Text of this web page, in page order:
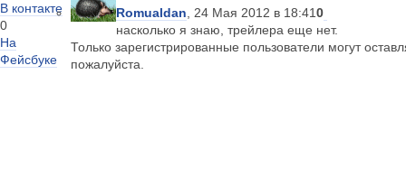
В контакте
0
На
Фейсбуке
Romualdan , 24 Мая 2012 в 18:410
насколько я знаю, трейлера еще нет.
Только зарегистрированные пользователи могут
пожалуйста.